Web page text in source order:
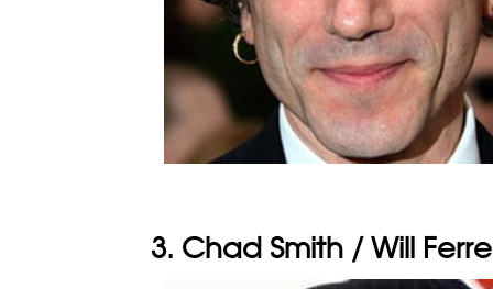
3. Chad Smith / Will